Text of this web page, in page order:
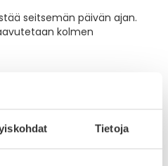
Tietoja
seitsemän päivän ajan.
kolmen
ostetuilla tuotteilla ei ole